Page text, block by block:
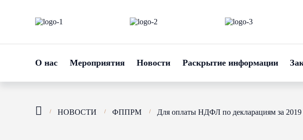
О нас Мероприятия Новости Раскрытие информации
НОВОСТИ ФППРМ Для оплаты НДФЛ по декларациям за 2019